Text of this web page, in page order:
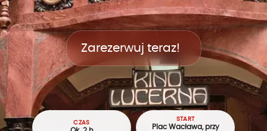
Zarezerwuj teraz!
CZAS
START
Plac Wacława, przy